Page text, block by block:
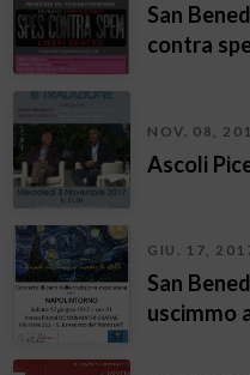
San
contra
NOV. 08,
Ascoli
GIU. 17,
San
uscimmo